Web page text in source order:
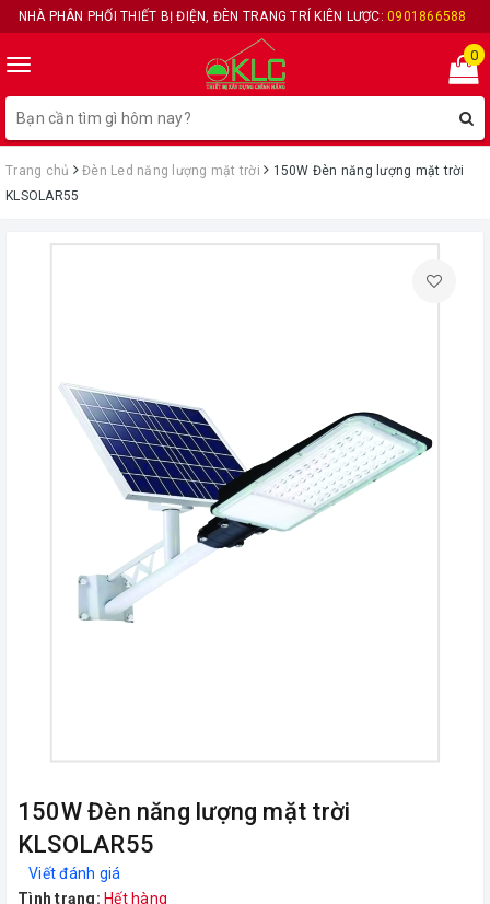
NHÀ PHÂN PHỐI THIẾT BỊ ĐIỆN, ĐÈN TRANG TRÍ KIÊN LƯỢC: 0901866588
Toggle
navigation
0
Trang chủ Đèn Led năng lượng mặt trời
150W Đèn năng lượng mặt trời
KLSOLAR55
150W Đèn năng lượng mặt trời
KLSOLAR55
Viết đánh giá
Tình trạng: Hết hàng